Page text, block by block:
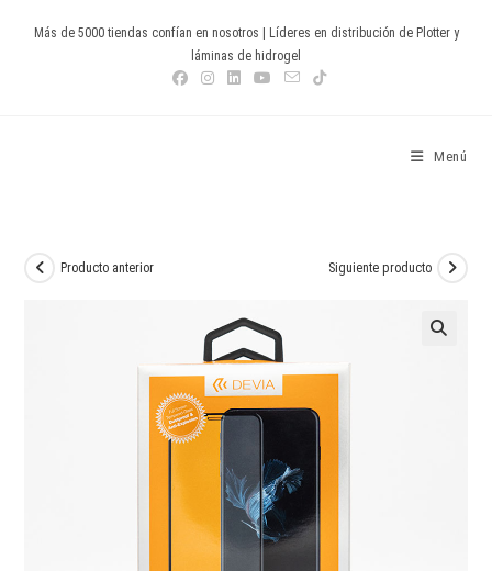
Más de 5000 tiendas confían en nosotros | Líderes en distribución de Plotter y
láminas de hidrogel
Menú
Producto anterior Siguiente producto